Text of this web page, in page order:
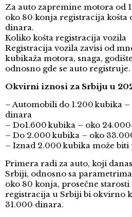
Za auto zapremine motora od
oko 80 konja registracija košta
dinara.
Koliko košta registracija vozila
Registracija vozila zavisi od
kubikaža motora, snaga,
odnosno gde se auto registruje.
Okvirni iznosi za Srbiju u
– Automobili do 1.200 kubika –
dinara
– Do1.600 kubika – oko
– Do 2.000 kubika – oko
– Iznad 2.000 kubika može
Primera radi za auto, koji
Srbiji, odnosno sa
oko 80 konja, prosečne starosti
registracija u Srbiji bi okvirno
31.000 dinara.